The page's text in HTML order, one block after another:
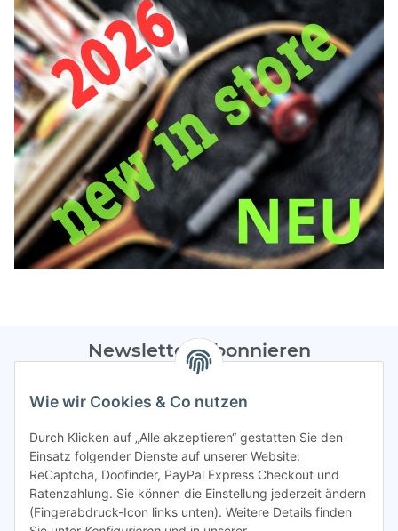
Newsletter Abonnieren
Bitte sendet mir entsprechend eurer
regelmäßig Infos zu euren Aktionen per E-Mail zu.
Abonnieren
Spamschutz aktiv
Wie wir Cookies & Co nutzen
Durch Klicken auf „Alle akzeptieren“ gestatten Sie den
Einsatz folgender Dienste auf unserer Website:
ReCaptcha, Doofinder, PayPal Express Checkout und
Ratenzahlung. Sie können die Einstellung jederzeit ändern
(Fingerabdruck-Icon links unten). Weitere Details finden